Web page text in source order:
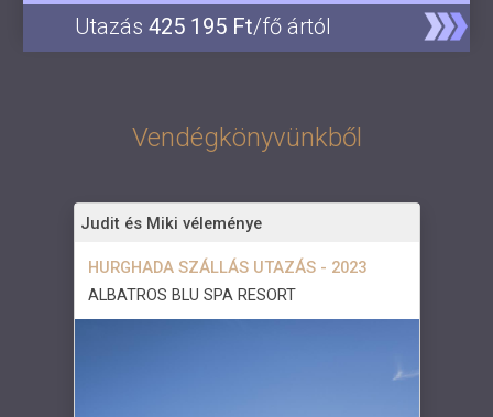
Utazás 425 195 Ft/fő ártól
Vendégkönyvünkből
Judit és Miki véleménye
HURGHADA SZÁLLÁS UTAZÁS - 2023
ALBATROS BLU SPA RESORT